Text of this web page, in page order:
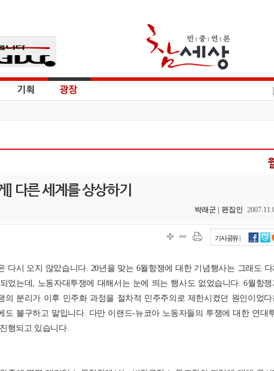
] 다른 세계를 상상하기
박래군 | 편집인
기사공유 |
다시 오지 않았습니다. 20년을 맞는 6월항쟁에 대한 기념행사는 그래도 다
었는데, 노동자대투쟁에 대해서는 눈에 띄는 행사도 없었습니다. 6월항
의 분리가 이후 민주화 과정을 절차적 민주주의로 제한시켰던 원인이었다
도 불구하고 말입니다. 다만 이랜드-뉴코아 노동자들의 투쟁에 대한 연대
행되고 있습니다.